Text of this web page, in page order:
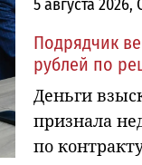
5 августа 2026,
Подрядчик
рублей по
Деньги
признала
по